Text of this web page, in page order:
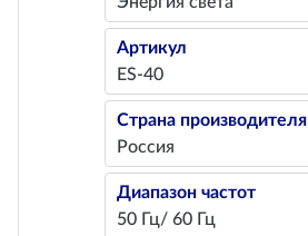
Артикул
ES-40
Страна производителя
Россия
Диапазон частот
50 Гц/ 60 Гц